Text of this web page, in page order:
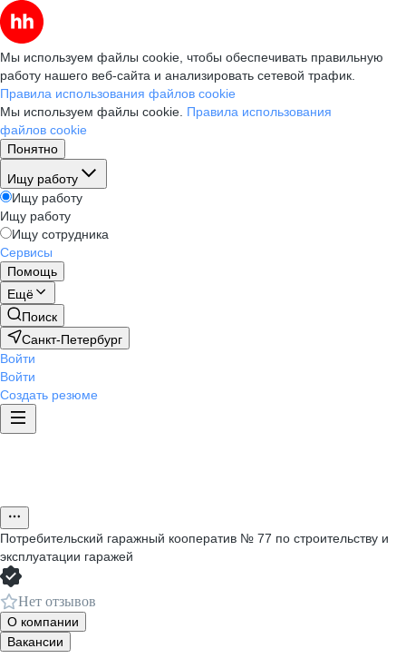
Мы используем файлы cookie, чтобы обеспечивать правильную
работу нашего веб-сайта и анализировать сетевой трафик.
Правила использования файлов cookie
Мы используем файлы cookie. Правила использования
файлов cookie
Понятно
Ищу работу
Ищу работу
Ищу работу
Ищу сотрудника
Сервисы
Помощь
Ещё
Поиск
Санкт-Петербург
Войти
Войти
Создать резюме
Потребительский гаражный кооператив № 77 по строительству и
эксплуатации гаражей
Нет отзывов
О компании
Вакансии